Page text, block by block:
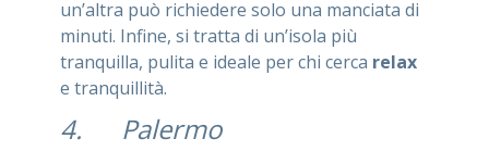
un’altra può richiedere solo una manciata di
minuti. Infine, si tratta di un’isola più
tranquilla, pulita e ideale per chi cerca relax
e tranquillità.
4. Palermo